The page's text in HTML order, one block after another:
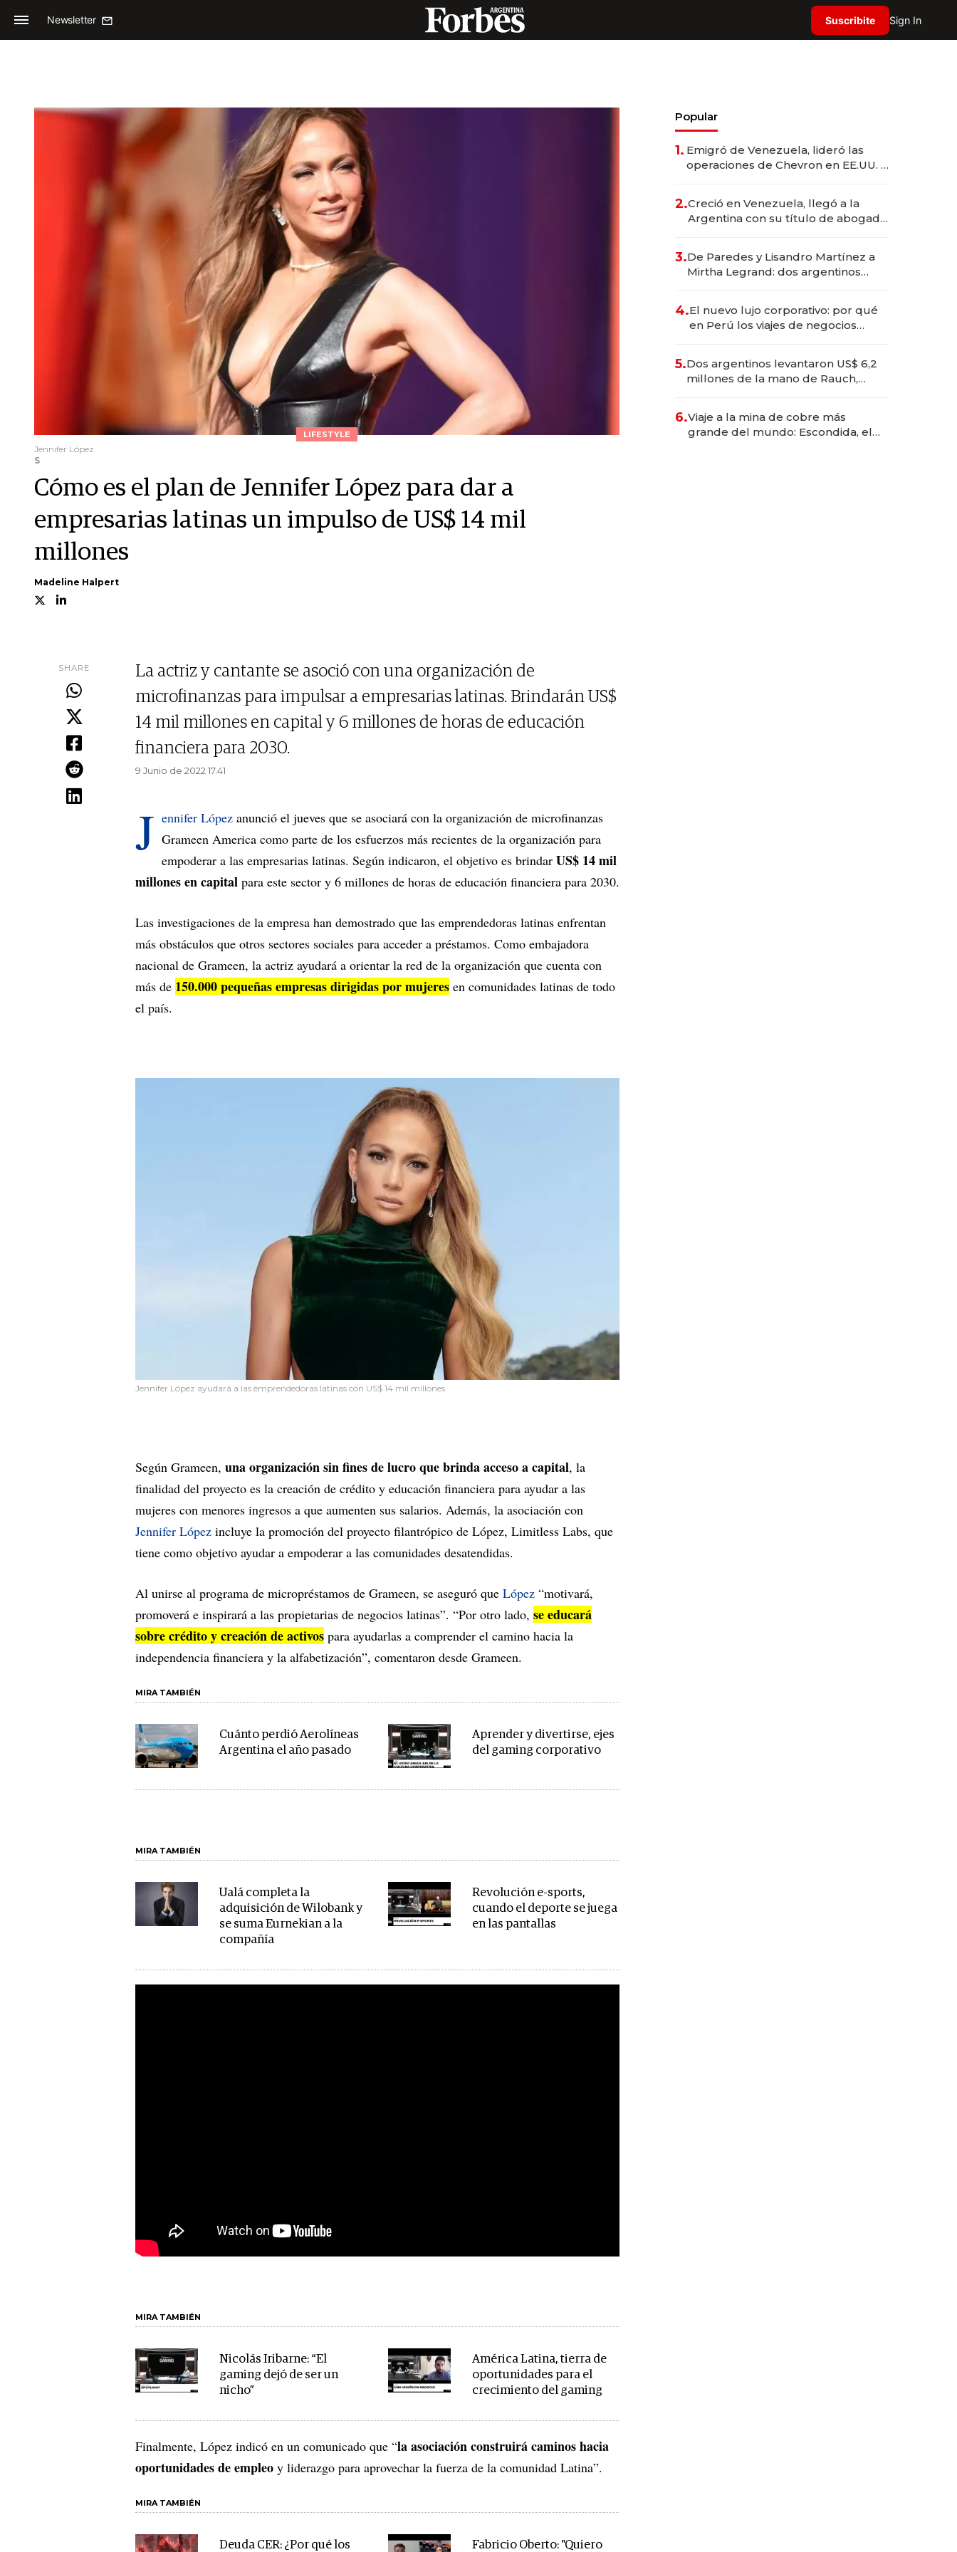
Newsletter Suscribite Sign In
LIFESTYLE
Jennifer López
S
Cómo es el plan de Jennifer López para dar a
empresarias latinas un impulso de US$ 14 mil
millones
Madeline Halpert
SHARE
La actriz y cantante se asoció con una organización de
microfinanzas para impulsar a empresarias latinas. Brindarán US$
14 mil millones en capital y 6 millones de horas de educación
financiera para 2030.
9 Junio de 2022 17.41
J ennifer López anunció el jueves que se asociará con la organización de microfinanzas
Grameen America como parte de los esfuerzos más recientes de la organización para
empoderar a las empresarias latinas. Según indicaron, el objetivo es brindar US$ 14 mil
millones en capital para este sector y 6 millones de horas de educación financiera para 2030.
Las investigaciones de la empresa han demostrado que las emprendedoras latinas enfrentan
más obstáculos que otros sectores sociales para acceder a préstamos. Como embajadora
nacional de Grameen, la actriz ayudará a orientar la red de la organización que cuenta con
más de 150.000 pequeñas empresas dirigidas por mujeres en comunidades latinas de todo
el país.
Jennifer López ayudará a las emprendedoras latinas con US$ 14 mil millones.
Según Grameen, una organización sin fines de lucro que brinda acceso a capital, la
finalidad del proyecto es la creación de crédito y educación financiera para ayudar a las
mujeres con menores ingresos a que aumenten sus salarios. Además, la asociación con
Jennifer López incluye la promoción del proyecto filantrópico de López, Limitless Labs, que
tiene como objetivo ayudar a empoderar a las comunidades desatendidas.
Al unirse al programa de micropréstamos de Grameen, se aseguró que López “motivará,
promoverá e inspirará a las propietarias de negocios latinas”. “Por otro lado, se educará
sobre crédito y creación de activos para ayudarlas a comprender el camino hacia la
independencia financiera y la alfabetización”, comentaron desde Grameen.
MIRA TAMBIÉN
Cuánto perdió Aerolíneas
Argentina el año pasado
Aprender y divertirse, ejes
del gaming corporativo
MIRA TAMBIÉN
Ualá completa la
adquisición de Wilobank y
se suma Eurnekian a la
compañía
Revolución e-sports,
cuando el deporte se juega
en las pantallas
MIRA TAMBIÉN
Nicolás Iribarne: “El
gaming dejó de ser un
nicho”
América Latina, tierra de
oportunidades para el
crecimiento del gaming
Finalmente, López indicó en un comunicado que “la asociación construirá caminos hacia
oportunidades de empleo y liderazgo para aprovechar la fuerza de la comunidad Latina”.
MIRA TAMBIÉN
Deuda CER: ¿Por qué los Fabricio Oberto: "Quiero
Popular
1. Emigró de Venezuela, lideró las
operaciones de Chevron en EE.UU. y
2.Creció en Venezuela, llegó a la
Argentina con su título de abogado
marcas "fast premium"
3.De Paredes y Lisandro Martínez a
Mirtha Legrand: dos argentinos
4.El nuevo lujo corporativo: por qué
en Perú los viajes de negocios
transformadoras
5.Dos argentinos levantaron US$ 6,2
millones de la mano de Rauch,
6.Viaje a la mina de cobre más
grande del mundo: Escondida, el